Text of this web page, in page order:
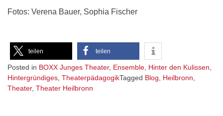
Fotos: Verena Bauer, Sophia Fischer
teilen teilen
Posted in BOXX Junges Theater, Ensemble Hinter den Kulissen
Hintergründiges TheaterpädagogikTagged Blog Heilbronn
Theater, Theater Heilbronn